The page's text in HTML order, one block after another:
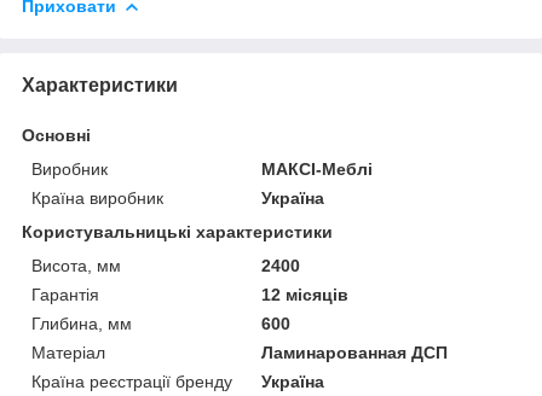
Приховати
Характеристики
Основні
Виробник
МАКСІ-Меблі
Країна виробник
Україна
Користувальницькі характеристики
Висота, мм
2400
Гарантія
12 місяців
Глибина, мм
600
Матеріал
Ламинарованная ДСП
Країна реєстрації бренду
Україна